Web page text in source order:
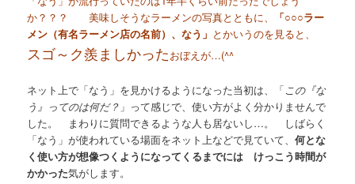
か？？？ 美味しそうなラーメンの写真とともに、
「○○○ラー
メン（有名ラーメン店の名前）、なう」 とかいうのを見ると、
スゴ～ク羨ましかったおぼえが…(^^ゞ
ネット上で「なう」を見かけるようになった当初は、「この『な
う』ってのは何だ？ 」って感じで、使い方がよく分かりませんで
した。 まわりに質問できるような人も居ないし…。 しばらく
「なう」が使われている場面をネット上などで見ていて、何とな
く使い方が想像つくようになってくるまでには けっこう時間が
かかった気がします。